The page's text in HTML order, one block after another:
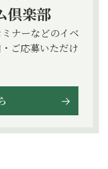
倶楽部
ナーなどのイベ
ご応募いただけ